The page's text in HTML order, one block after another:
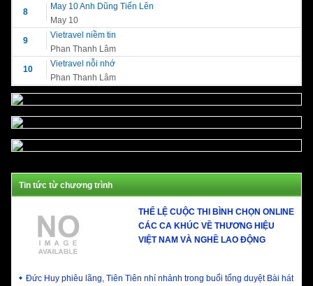
8
May 10 Anh Dũng Tiến Lên
May 10
9
Vietravel niềm tin
Phan Thanh Lâm
10
Vietravel nỗi nhớ
Phan Thanh Lâm
Tin tức từ chương trình
THỂ LỆ CUỘC THI BÌNH CHỌN ONLINE
CÁC CA KHÚC VỀ THƯƠNG HIỆU
VIỆT NAM VÀ NGHỀ LAO ĐỘNG
Đức Huy phiêu lãng, Tiên Tiên nhí nhảnh trong buổi tổng duyệt Bài hát